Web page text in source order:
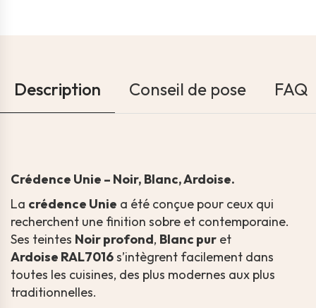
Description Conseil de pose FAQ
Crédence Unie – Noir, Blanc, Ardoise.
La crédence Unie a été conçue pour ceux qui
recherchent une finition sobre et contemporaine.
Ses teintes Noir profond, Blanc pur et
Ardoise RAL7016s’intègrent facilement dans
toutes les cuisines, des plus modernes aux plus
traditionnelles.